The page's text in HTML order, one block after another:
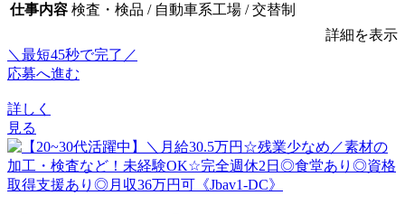
仕事内容 検査・検品 / 自動車系工場 / 交替制
詳細を表示
＼最短45秒で完了／
応募へ進む
詳しく
見る